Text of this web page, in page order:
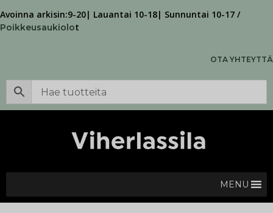
Avoinna arkisin:9-20| Lauantai 10-18| Sunnuntai 10-17 /
Poikkeusaukiolot
OTA YHTEYTTÄ
MENU